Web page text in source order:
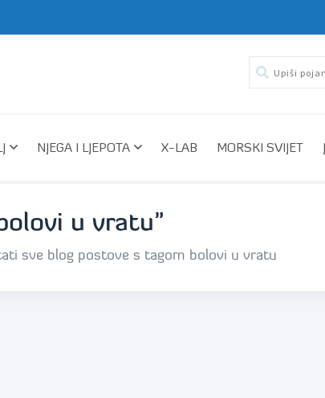
NJEGA I LJEPOTA X-LAB MORSKI SVIJET
u vratu”
sve blog postove s tagom bolovi u vratu